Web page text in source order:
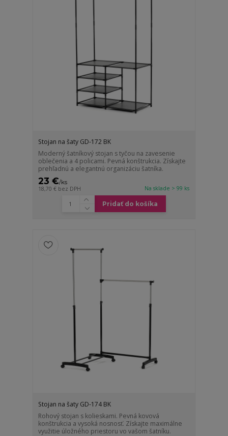
Stojan na šaty GD-172 BK
Moderný šatníkový stojan s tyčou na zavesenie
oblečenia a 4 policami. Pevná konštrukcia. Získajte
prehľadnú a elegantnú organizáciu šatníka.
23 €/ks
18,70 € bez DPH Na sklade > 99 ks
Pridať do košíka
Stojan na šaty GD-174 BK
Rohový stojan s kolieskami. Pevná kovová
konštrukcia a vysoká nosnosť. Získajte maximálne
využitie úložného priestoru vo vašom šatníku.